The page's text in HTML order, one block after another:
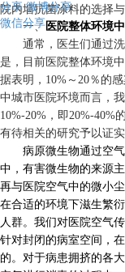
分享 微博分享
微信分享
院内墙抗菌涂料的选择
一、医院整体环境
通常，医生们通过
是，目前医院整体环境
据表明， 10% ～ 20％的
中城市医院环境而言，
10%-20% ，即20%-40%
有待相关的研究予以证实
病原微生物通过空
中，有害微生物的来源
再与医院空气中的微小
在合适的环境下滋生繁
人群。我们对医院空气
针对封闭的病室空间，
的。对于病患拥挤的各